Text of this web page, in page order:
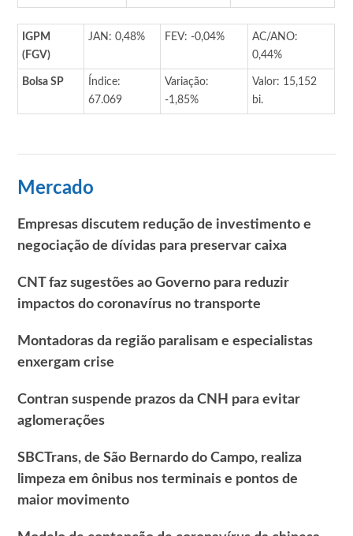
IGPM
(FGV)
JAN: 0,48% FEV: -0,04%
AC/ANO:
0,44%
Bolsa SP
Índice:
67.069
Variação:
-1,85%
Valor: 15,152
bi.
Mercado
Empresas discutem redução de investimento e
negociação de dívidas para preservar caixa
CNT faz sugestões ao Governo para reduzir
impactos do coronavírus no transporte
Montadoras da região paralisam e especialistas
enxergam crise
Contran suspende prazos da CNH para evitar
aglomerações
SBCTrans, de São Bernardo do Campo, realiza
limpeza em ônibus nos terminais e pontos de
maior movimento